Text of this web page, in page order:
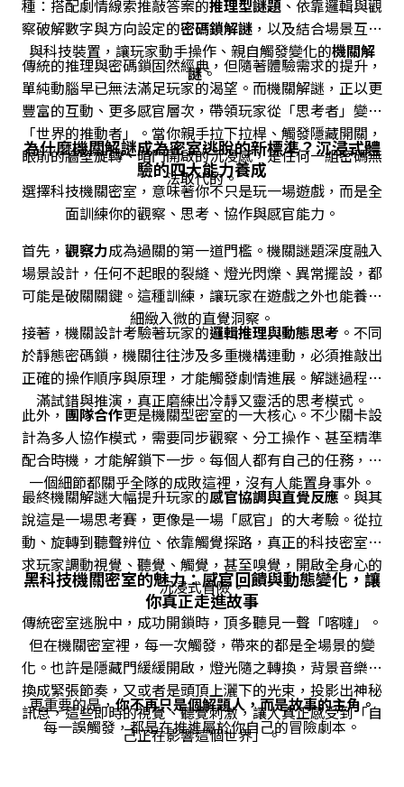
種：搭配劇情線索推敲答案的推理型謎題 、依靠邏輯與觀
察破解數字與方向設定的密碼鎖解謎 ，以及結合場景互動
與科技裝置，讓玩家動手操作、親自觸發變化的機關解
謎。
傳統的推理與密碼鎖固然經典，但隨著體驗需求的提升，
單純動腦早已無法滿足玩家的渴望。而機關解謎，正以更
豐富的互動、更多感官層次，帶領玩家從「思考者」變成
「世界的推動者」。當你親手拉下拉桿、觸發隱藏開關，
眼前的牆壁旋轉、暗門開啟的沉浸感，是任何一組密碼無
法取代的。
為什麼機關解謎成為密室逃脫的新標準？沉浸式體
驗的四大能力養成
選擇科技機關密室，意味著你不只是玩一場遊戲，而是全
面訓練你的觀察、思考、協作與感官能力。
首先， 觀察力成為過關的第一道門檻。機關謎題深度融入
場景設計，任何不起眼的裂縫、燈光閃爍、異常擺設，都
可能是破關關鍵。這種訓練，讓玩家在遊戲之外也能養成
細緻入微的直覺洞察。
接著，機關設計考驗著玩家的邏輯推理與動態思考 。不同
於靜態密碼鎖，機關往往涉及多重機構連動，必須推敲出
正確的操作順序與原理，才能觸發劇情進展。解謎過程充
滿試錯與推演，真正磨練出冷靜又靈活的思考模式。
此外，團隊合作更是機關型密室的一大核心。不少關卡設
計為多人協作模式，需要同步觀察、分工操作、甚至精準
配合時機，才能解鎖下一步。每個人都有自己的任務，每
一個細節都關乎全隊的成敗這裡，沒有人能置身事外。
最終機關解謎大幅提升玩家的感官協調與直覺反應。與其
說這是一場思考賽，更像是一場「感官」的大考驗。從拉
動、旋轉到聽聲辨位、依靠觸覺探路，真正的科技密室要
求玩家調動視覺、聽覺、觸覺，甚至嗅覺，開啟全身心的
沉浸式冒險。
黑科技機關密室的魅力：感官回饋與動態變化，讓
你真正走進故事
傳統密室逃脫中，成功開鎖時，頂多聽見一聲「喀噠」。
但在機關密室裡，每一次觸發，帶來的都是全場景的變
化。也許是隱藏門緩緩開啟，燈光隨之轉換，背景音樂切
換成緊張節奏，又或者是頭頂上灑下的光束，投影出神秘
訊息，這些即時的視覺、聽覺刺激，讓人真正感受到「自
己正在影響這個世界」。
更重要的是，你不再只是個解題人，而是故事的主角。
每一誤觸發，都是在推進屬於你自己的冒險劇本。